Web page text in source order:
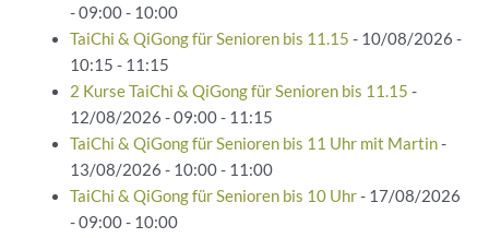
- 09:00 - 10:00
TaiChi & QiGong für Senioren bis 11.15 - 10/08/2026 -
10:15 - 11:15
2 Kurse TaiChi & QiGong für Senioren bis 11.15 -
12/08/2026 - 09:00 - 11:15
TaiChi & QiGong für Senioren bis 11 Uhr mit Martin-
13/08/2026 - 10:00 - 11:00
TaiChi & QiGong für Senioren bis 10 Uhr- 17/08/2026
- 09:00 - 10:00